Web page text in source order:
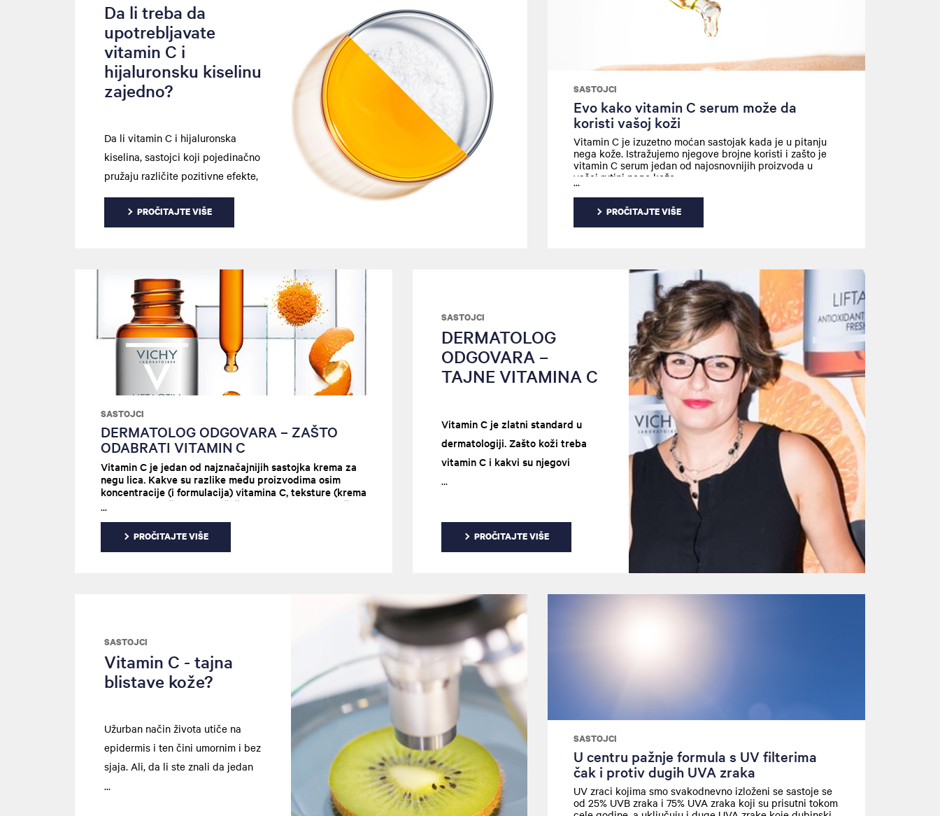
Da li treba da
upotrebljavate
vitamin C i
hijaluronsku kiselinu
zajedno?
Da li vitamin C i hijaluronska
kiselina, sastojci koji pojedinačno
pružaju različite pozitivne efekte,
treba upotrebljavati zajedno?
Istražujemo kako mogu da se
kombinuju u rutini nege kože.
PROČITAJTE VIŠE
SASTOJCI
Evo kako vitamin C serum može da
koristi vašoj koži
Vitamin C je izuzetno moćan sastojak kada je u pitanju
nega kože. Istražujemo njegove brojne koristi i zašto je
vitamin C serum jedan od najosnovnijih proizvoda u
vašoj rutini nege kože.
PROČITAJTE VIŠE
SASTOJCI
DERMATOLOG ODGOVARA – ZAŠTO
ODABRATI VITAMIN C
Vitamin C je jedan od najznačajnijih sastojka krema za
negu lica. Kakve su razlike među proizvodima osim
koncentracije (i formulacija) vitamina C, teksture (krema
ili serum)? Na šta bi potrošači trebalo da obrate pažnju
PROČITAJTE VIŠE
SASTOJCI
DERMATOLOG
ODGOVARA –
TAJNE VITAMINA C
Vitamin C je zlatni standard u
dermatologiji. Zašto koži treba
vitamin C i kakvi su njegovi
uticaji na kožu?
PROČITAJTE VIŠE
SASTOJCI
Vitamin C - tajna
blistave kože?
Užurban način života utiče na
epidermis i ten čini umornim i bez
sjaja. Ali, da li ste znali da jedan
SASTOJCI
U centru pažnje formula s UV filterima
čak i protiv dugih UVA zraka
UV zraci kojima smo svakodnevno izloženi se sastoje se
od 25% UVB zraka i 75% UVA zraka koji su prisutni tokom